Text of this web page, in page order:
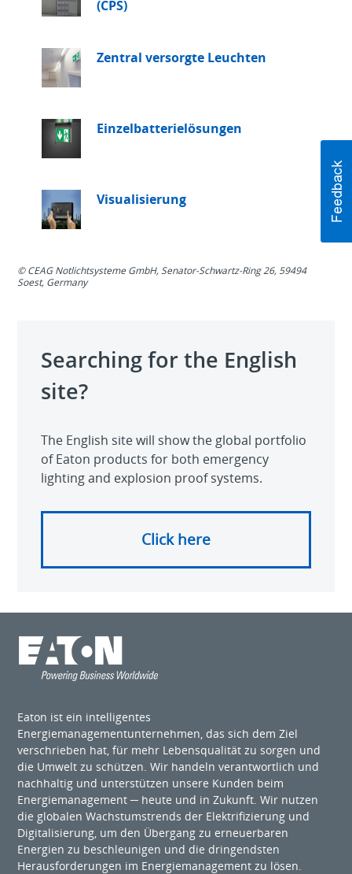
(CPS)
Zentral versorgte Leuchten
Einzelbatterielösungen
Visualisierung
© CEAG Notlichtsysteme GmbH, Senator-Schwartz-Ring 26, 59494
Soest, Germany
Searching for the English
site?
The English site will show the global portfolio
of Eaton products for both emergency
lighting and explosion proof systems.
Click here
Eaton ist ein intelligentes
Energiemanagementunternehmen, das sich dem Ziel
verschrieben hat, für mehr Lebensqualität zu sorgen und
die Umwelt zu schützen. Wir handeln verantwortlich und
nachhaltig und unterstützen unsere Kunden beim
Energiemanagement ─ heute und in Zukunft. Wir nutzen
die globalen Wachstumstrends der Elektrifizierung und
Digitalisierung, um den Übergang zu erneuerbaren
Energien zu beschleunigen und die dringendsten
Herausforderungen im Energiemanagement zu lösen.